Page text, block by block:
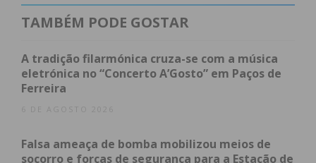
atualizada.
TAMBÉM PODE GOSTAR
A tradição filarmónica cruza-se com a música
eletrónica no “Concerto A’Gosto” em Paços de
Ferreira
6 DE AGOSTO 2026
Falsa ameaça de bomba mobilizou meios de
socorro e forças de segurança para a Estação de